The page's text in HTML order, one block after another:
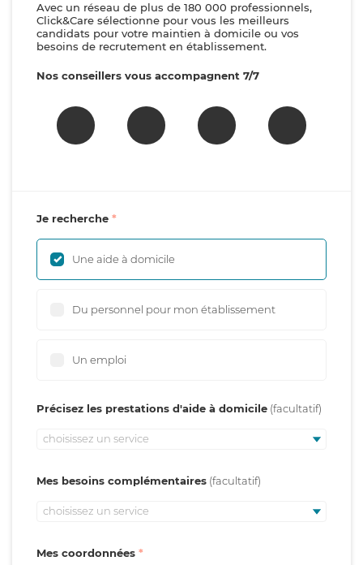
Avec un réseau de plus de 180 000 professionnels,
Click&Care sélectionne pour vous les meilleurs
candidats pour votre maintien à domicile ou vos
besoins de recrutement en établissement.
Nos conseillers vous accompagnent 7/7
Je recherche
Une aide à domicile
Du personnel pour mon établissement
Un emploi
Précisez les prestations d'aide à domicile
choisissez un service
Mes besoins complémentaires
choisissez un service
Mes coordonnées